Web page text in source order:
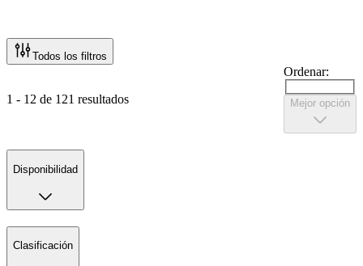
Todos los filtros
1 - 12 de 121 resultados
Ordenar:
Mejor opción
Disponibilidad
Clasificación